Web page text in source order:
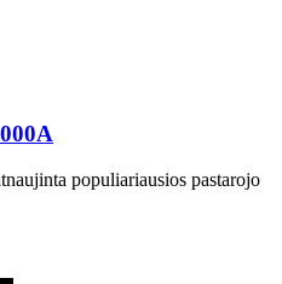
populiariausios pastarojo